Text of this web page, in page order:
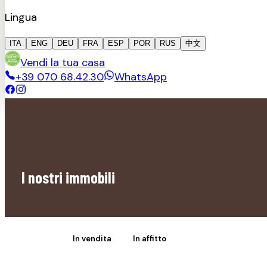
Lingua
ITA ENG DEU FRA ESP POR RUS 中文
Vendi la tua casa
+39 070 68.42.30
WhatsApp
I nostri immobili
In vendita In affitto